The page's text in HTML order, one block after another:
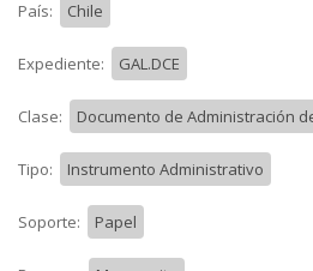
País: Chile
Expediente: GAL.DCE
Clase: Documento de Administración
Tipo: Instrumento Administrativo
Soporte: Papel